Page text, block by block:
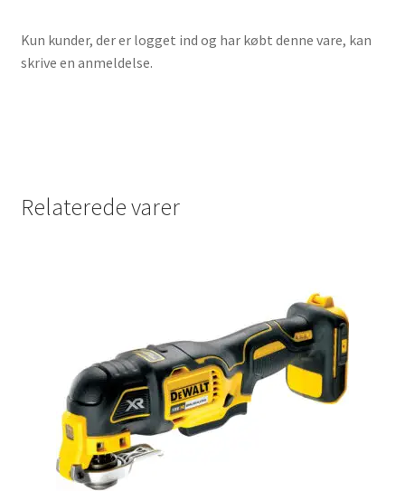
Kun kunder, der er logget ind og har købt denne vare, kan
skrive en anmeldelse.
Relaterede varer